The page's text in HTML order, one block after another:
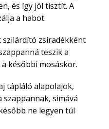
és így jól tisztít. A
a habot.
szilárdító zsiradékként
teszik a
későbbi mosáskor.
tápláló alapolajok,
simává
ne legyen túl